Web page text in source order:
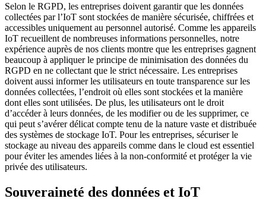
Selon le RGPD, les entreprises doivent garantir que les données
collectées par l’IoT sont stockées de manière sécurisée, chiffrées et
accessibles uniquement au personnel autorisé. Comme les appareils
IoT recueillent de nombreuses informations personnelles, notre
expérience auprès de nos clients montre que les entreprises gagnent
beaucoup à appliquer le principe de minimisation des données du
RGPD en ne collectant que le strict nécessaire. Les entreprises
doivent aussi informer les utilisateurs en toute transparence sur les
données collectées, l’endroit où elles sont stockées et la manière
dont elles sont utilisées. De plus, les utilisateurs ont le droit
d’accéder à leurs données, de les modifier ou de les supprimer, ce
qui peut s’avérer délicat compte tenu de la nature vaste et distribuée
des systèmes de stockage IoT. Pour les entreprises, sécuriser le
stockage au niveau des appareils comme dans le cloud est essentiel
pour éviter les amendes liées à la non-conformité et protéger la vie
privée des utilisateurs.
Souveraineté des données et IoT